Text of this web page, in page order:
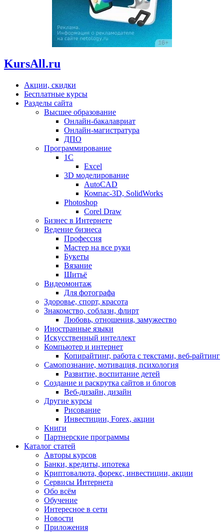
KursAll.ru
Акции, скидки
Бесплатные курсы
Разделы сайта
Высшее образование
Онлайн-бакалавриат
Онлайн-магистратура
ДПО
Программирование
1С
Excel
3D моделирование
AutoCAD
Компас-3D, SolidWorks
Photoshop
Corel Draw
Бизнес в Интернете
Ведение бизнеса
Профессия
Мастер на все руки
Букеты
Вязание
Шитьё
Видеомонтаж
Для фотографа
Здоровье, спорт, красота
Знакомство, соблазн, флирт
Любовь, отношения, замужество
Иностранные языки
Искусственный интеллект
Компьютер и интернет
Копирайтинг, работа с текстами, веб-райтинг
Самопознание, мотивация, психология
Развитие, воспитание детей
Создание и раскрутка сайтов и блогов
Веб-дизайн, дизайн
Другие курсы
Рисование
Инвестиции, Forex, акции
Книги
Партнерские программы
Каталог статей
Авторы курсов
Банки, кредиты, ипотека
Криптовалюта, форекс, инвестиции, акции
Сервисы Интернета
Обо всём
Обучение
Интересное в сети
Новости
Приложения